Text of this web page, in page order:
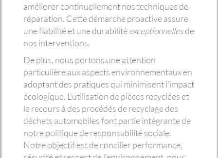
améliorer continuellement nos techniques de
réparation. Cette démarche proactive assure
une fiabilité et une durabilitéexceptionnellesde
nos interventions.
De plus, nous portons une attention
particulière aux aspects environnementaux en
adoptant des pratiques qui minimisent l'impact
écologique. L'utilisation de pièces recyclées et
le recours à des procédés de recyclage des
déchets automobiles font partie intégrante de
notre politique de responsabilité sociale.
Notre objectif est de concilier performance,